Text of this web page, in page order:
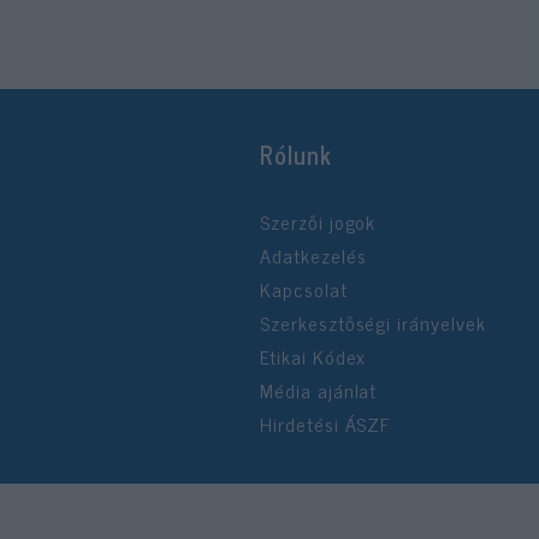
Rólunk
Szerzői jogok
Adatkezelés
Kapcsolat
Szerkesztőségi irányelvek
Etikai Kódex
Média ajánlat
Hirdetési ÁSZF